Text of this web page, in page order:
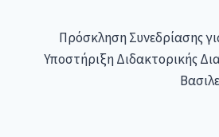
Πρόσκληση Συνεδρίασης
Υποστήριξη Διδακτορικής